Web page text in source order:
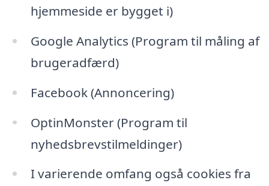
hjemmeside er bygget i)
Google Analytics (Program til måling af
brugeradfærd)
Facebook (Annoncering)
OptinMonster (Program til
nyhedsbrevstilmeldinger)
I varierende omfang også cookies fra